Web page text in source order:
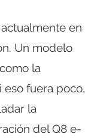
en
Un modelo
la
eso fuera poco,
la
del Q8 e-